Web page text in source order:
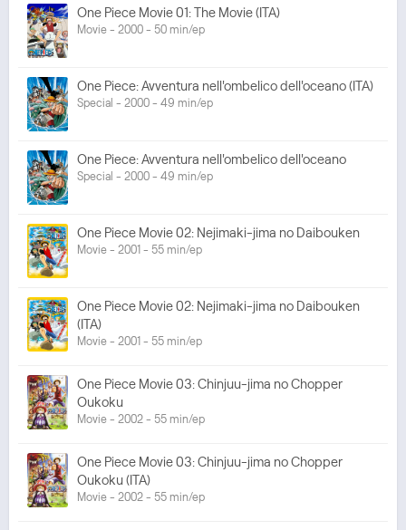
One Piece Movie 01: The Movie (ITA)
Movie - 2000 - 50 min/ep
One Piece: Avventura nell'ombelico dell'oceano (ITA)
Special - 2000 - 49 min/ep
One Piece: Avventura nell'ombelico dell'oceano
Special - 2000 - 49 min/ep
One Piece Movie 02: Nejimaki-jima no Daibouken
Movie - 2001 - 55 min/ep
One Piece Movie 02: Nejimaki-jima no Daibouken
(ITA)
Movie - 2001 - 55 min/ep
One Piece Movie 03: Chinjuu-jima no Chopper
Oukoku
Movie - 2002 - 55 min/ep
One Piece Movie 03: Chinjuu-jima no Chopper
Oukoku (ITA)
Movie - 2002 - 55 min/ep